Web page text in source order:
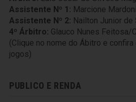
Assistente Nº 1: Marcione
Assistente Nº 2: Nailton Junior de
4º Árbitro: Glauco Nunes Feitosa/
(Clique no nome do Ábitro e
jogos)
PUBLICO E RENDA